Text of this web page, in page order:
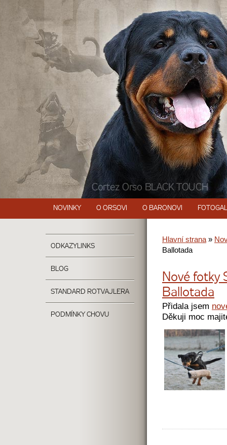
NOVINKY O ORSOVI O BARONOVI
ODKAZYLINKS
BLOG
STANDARD ROTVAJLERA
PODMÍNKY CHOVU
Hlavní strana »
Ballotada
Nové fotky
Ballotada
Přidala jsem
Děkuji moc